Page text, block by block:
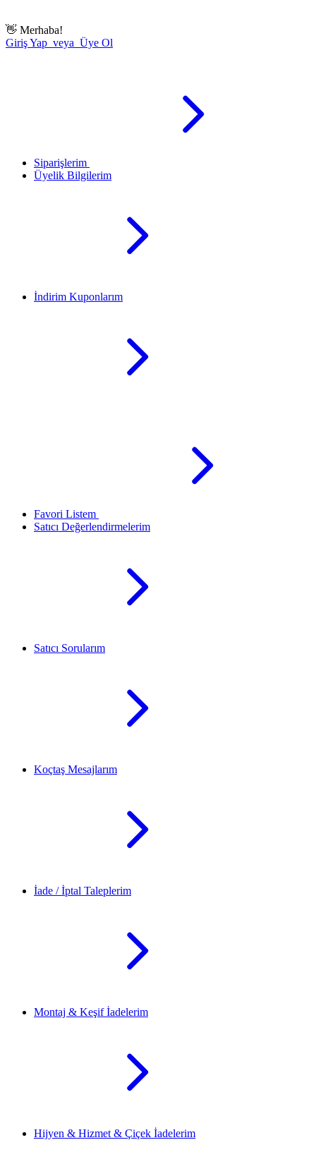
👋 Merhaba!
Giriş Yap veya Üye Ol
Siparişlerim
Üyelik Bilgilerim
İndirim Kuponlarım
Favori Listem
Satıcı Değerlendirmelerim
Satıcı Sorularım
Koçtaş Mesajlarım
İade / İptal Taleplerim
Montaj & Keşif İadelerim
Hijyen & Hizmet & Çiçek İadelerim